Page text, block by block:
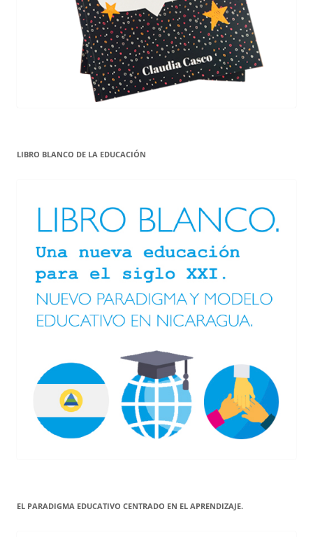
LIBRO BLANCO DE LA EDUCACIÓN
EL PARADIGMA EDUCATIVO CENTRADO EN EL APRENDIZAJE.